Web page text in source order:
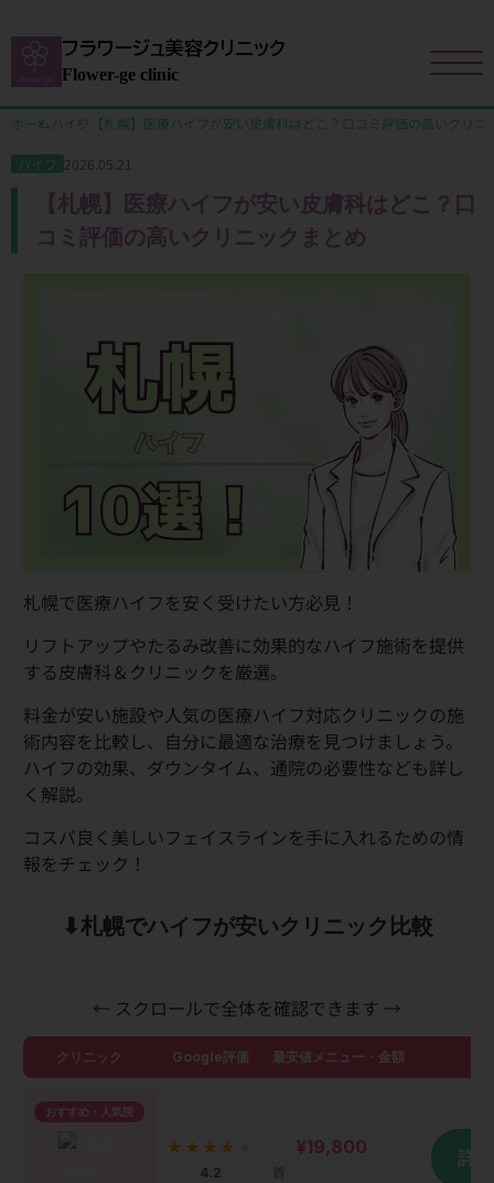
フラワージュ美容クリニック
Flower-ge clinic
ホーム ハイフ 【札幌】医療ハイフが安い皮膚科はどこ？口コミ評価の高いクリニ
ハイフ 2026.05.21
【札幌】医療ハイフが安い皮膚科はどこ？口
コミ評価の高いクリニックまとめ
札幌で医療ハイフを安く受けたい方必見！
リフトアップやたるみ改善に効果的なハイフ施術を提供
する皮膚科＆クリニックを厳選。
料金が安い施設や人気の医療ハイフ対応クリニックの施
術内容を比較し、自分に最適な治療を見つけましょう。
ハイフの効果、ダウンタイム、通院の必要性なども詳し
く解説。
コスパ良く美しいフェイスラインを手に入れるための情
報をチェック！
⬇︎札幌でハイフが安いクリニック比較
← スクロールで全体を確認できます →
クリニック Google評価 最安値メニュー・金額
おすすめ・人気院
★★★★
4.2
¥19,800
首
詳